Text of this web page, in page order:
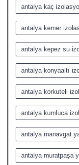
antalya kaç
antalya kemer
antalya kepez su
antalya konyaaltı
antalya korkuteli
antalya kumluca
antalya manavgat
antalya muratpaşa